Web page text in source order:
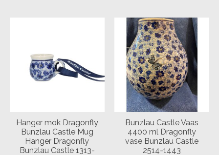
Hanger mok Dragonfly
Bunzlau Castle Mug
Hanger Dragonfly
Bunzlau Castle 1313-
Bunzlau Castle Vaas
4400 ml Dragonfly
vase Bunzlau Castle
2514-1443